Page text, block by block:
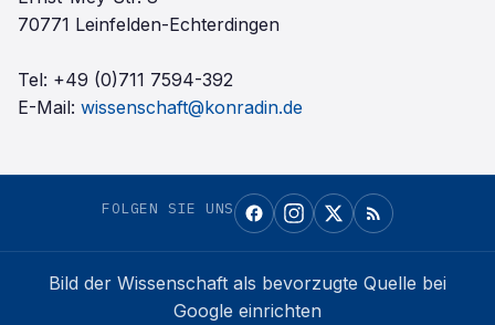
70771 Leinfelden-Echterdingen
Tel: +49 (0)711 7594-392
E-Mail: wissenschaft@konradin.de
FOLGEN SIE UNS
Bild der Wissenschaft als bevorzugte Quelle bei
Google einrichten